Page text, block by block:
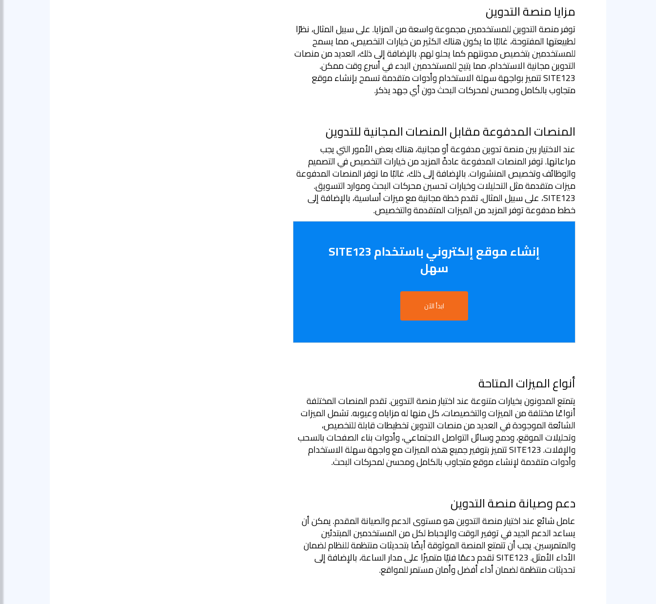
مزايا منصة التدوين
توفر منصة التدوين للمستخدمين مجموعة واسعة من المزايا. على سبيل المثال، نظرًا
لطبيعتها المفتوحة، غالبًا ما يكون هناك الكثير من خيارات التخصيص، مما يسمح
للمستخدمين بتخصيص مدونتهم كما يحلو لهم. بالإضافة إلى ذلك، العديد من منصات
التدوين مجانية الاستخدام، مما يتيح للمستخدمين البدء في أسرع وقت ممكن.
SITE123 تتميز بواجهة سهلة الاستخدام وأدوات متقدمة تسمح بإنشاء موقع
متجاوب بالكامل ومحسن لمحركات البحث دون أي جهد يذكر.
المنصات المدفوعة مقابل المنصات المجانية للتدوين
عند الاختيار بين منصة تدوين مدفوعة أو مجانية، هناك بعض الأمور التي يجب
مراعاتها. توفر المنصات المدفوعة عادةً المزيد من خيارات التخصيص في التصميم
والوظائف وتخصيص المنشورات. بالإضافة إلى ذلك، غالبًا ما توفر المنصات المدفوعة
ميزات متقدمة مثل التحليلات وخيارات تحسين محركات البحث وموارد التسويق.
SITE123، على سبيل المثال، تقدم خطة مجانية مع ميزات أساسية، بالإضافة إلى
خطط مدفوعة توفر المزيد من الميزات المتقدمة والتخصيص.
إنشاء موقع إلكتروني باستخدام SITE123
سهل
ابدأ الآن
أنواع الميزات المتاحة
يتمتع المدونون بخيارات متنوعة عند اختيار منصة التدوين. تقدم المنصات المختلفة
أنواعًا مختلفة من الميزات والتخصيصات، كل منها له مزاياه وعيوبه. تشمل الميزات
الشائعة الموجودة في العديد من منصات التدوين تخطيطات قابلة للتخصيص،
وتحليلات الموقع، ودمج وسائل التواصل الاجتماعي، وأدوات بناء الصفحات بالسحب
والإفلات. SITE123 تتميز بتوفير جميع هذه الميزات مع واجهة سهلة الاستخدام
وأدوات متقدمة لإنشاء موقع متجاوب بالكامل ومحسن لمحركات البحث.
دعم وصيانة منصة التدوين
عامل شائع عند اختيار منصة التدوين هو مستوى الدعم والصيانة المقدم. يمكن أن
يساعد الدعم الجيد في توفير الوقت والإحباط لكل من المستخدمين المبتدئين
والمتمرسين. يجب أن تتمتع المنصة الموثوقة أيضًا بتحديثات منتظمة للنظام لضمان
الأداء الأمثل. SITE123 تقدم دعمًا فنيًا متميزًا على مدار الساعة، بالإضافة إلى
تحديثات منتظمة لضمان أداء أفضل وأمان مستمر للمواقع.